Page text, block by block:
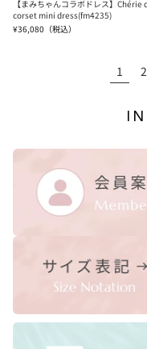
【まみちゃんコラボドレス】Chérie
corset mini dress(fm4235)
¥36,080 （税込）
1 2